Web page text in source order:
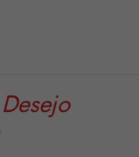
Desejo